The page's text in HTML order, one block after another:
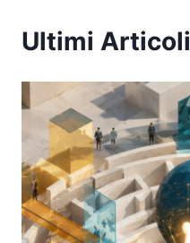
Ultimi Articoli